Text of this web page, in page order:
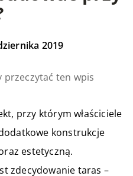
2019
przeczytać ten wpis
przy którym właściciele
konstrukcje
estetyczną.
zdecydowanie taras –